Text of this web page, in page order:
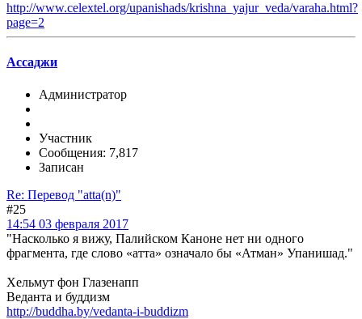
http://www.celextel.org/upanishads/krishna_yajur_veda/varaha.html?
page=2
Ассаджи
Администратор
Участник
Сообщения: 7,817
Записан
Re: Перевод "atta(n)"
#25
14:54 03 февраля 2017
"Насколько я вижу, Палийском Каноне нет ни одного
фрагмента, где слово «атта» означало бы «Атман» Упанишад."
Хельмут фон Глазенапп
Веданта и буддизм
http://buddha.by/vedanta-i-buddizm